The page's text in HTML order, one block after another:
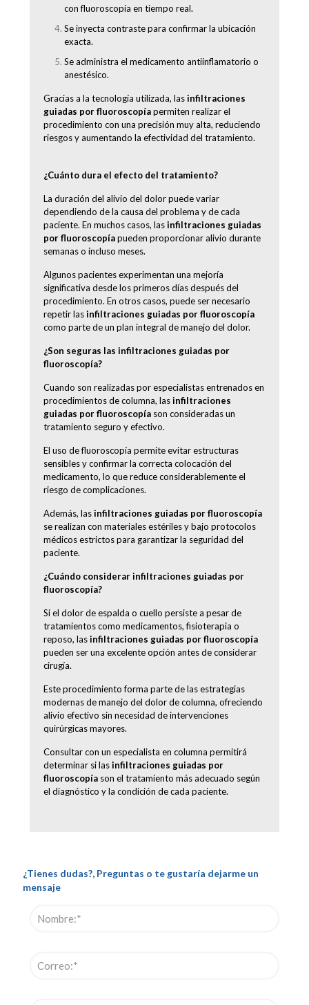
con fluoroscopía en tiempo real.
Se inyecta contraste para confirmar la ubicación
exacta.
Se administra el medicamento antiinflamatorio o
anestésico.
Gracias a la tecnología utilizada, lasinfiltraciones
guiadas por fluoroscopíapermiten realizar el
procedimiento con una precisión muy alta, reduciendo
riesgos y aumentando la efectividad del tratamiento.
¿Cuánto dura el efecto del tratamiento?
La duración del alivio del dolor puede variar
dependiendo de la causa del problema y de cada
paciente. En muchos casos, lasinfiltraciones guiadas
por fluoroscopíapueden proporcionar alivio durante
semanas o incluso meses.
Algunos pacientes experimentan una mejoría
significativa desde los primeros días después del
procedimiento. En otros casos, puede ser necesario
repetir lasinfiltraciones guiadas por fluoroscopía
como parte de un plan integral de manejo del dolor.
¿Son seguras las infiltraciones guiadas por
fluoroscopía?
Cuando son realizadas por especialistas entrenados en
procedimientos de columna, lasinfiltraciones
guiadas por fluoroscopía son consideradas un
tratamiento seguro y efectivo.
El uso de fluoroscopía permite evitar estructuras
sensibles y confirmar la correcta colocación del
medicamento, lo que reduce considerablemente el
riesgo de complicaciones.
Además, lasinfiltraciones guiadas por fluoroscopía
se realizan con materiales estériles y bajo protocolos
médicos estrictos para garantizar la seguridad del
paciente.
¿Cuándo considerar infiltraciones guiadas por
fluoroscopía?
Si el dolor de espalda o cuello persiste a pesar de
tratamientos como medicamentos, fisioterapia o
reposo, lasinfiltraciones guiadas por fluoroscopía
pueden ser una excelente opción antes de considerar
cirugía.
Este procedimiento forma parte de las estrategias
modernas de manejo del dolor de columna, ofreciendo
alivio efectivo sin necesidad de intervenciones
quirúrgicas mayores.
Consultar con un especialista en columna permitirá
determinar si lasinfiltraciones guiadas por
fluoroscopía son el tratamiento más adecuado según
el diagnóstico y la condición de cada paciente.
¿Tienes dudas?, Preguntas o te gustaría dejarme un
mensaje